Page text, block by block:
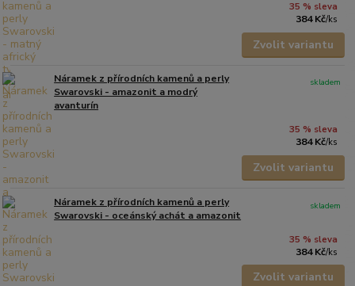
35 % sleva
384 Kč/ks
Zvolit variantu
Náramek z přírodních kamenů a perly
Swarovski - amazonit a modrý
avanturín
35 % sleva
384 Kč/ks
skladem
Zvolit variantu
Náramek z přírodních kamenů a perly
Swarovski - oceánský achát a amazonit
35 % sleva
384 Kč/ks
skladem
Zvolit variantu